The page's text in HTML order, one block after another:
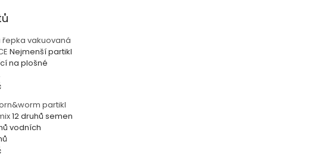
řepka vakuovaná
Nejmenší partikl
na plošné
partikl
12 druhů semen
vodních